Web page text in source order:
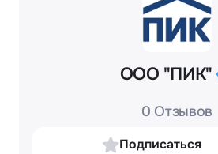
ООО "ПИК"
0 Отзывов
Подписаться